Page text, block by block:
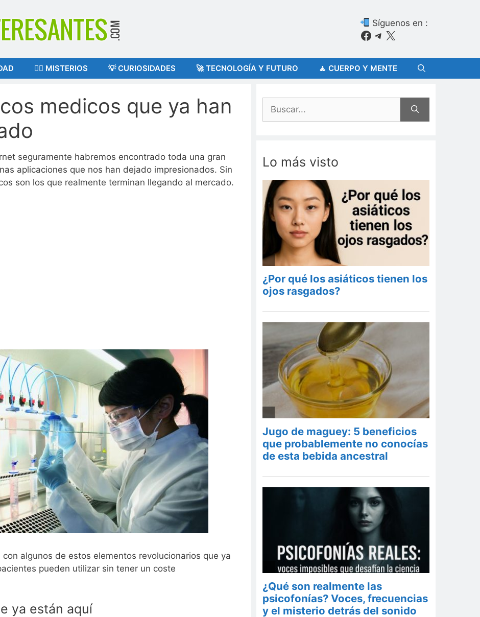
Síguenos en :
Facebook
Telegram
X
🕵️‍♂️ MISTERIOS 💡 CURIOSIDADES 🚀 TECNOLOGÍA Y FUTURO 🧘 CUERPO Y MENTE
medicos que ya han
seguramente habremos encontrado toda una gran
aplicaciones que nos han dejado impresionados. Sin
son los que realmente terminan llegando al mercado.
algunos de estos elementos revolucionarios que ya
pueden utilizar sin tener un coste
ya están aquí
Buscar:
Lo más visto